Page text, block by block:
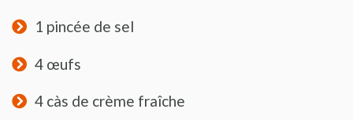
1 pincée de sel
4 œufs
4 càs de crème fraîche